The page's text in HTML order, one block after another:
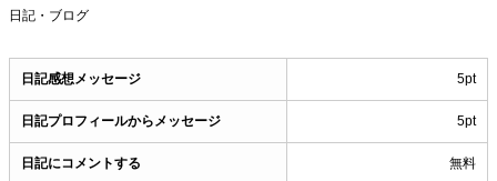
日記・ブログ
日記感想メッセージ 5pt
日記プロフィールからメッセージ 5pt
日記にコメントする 無料